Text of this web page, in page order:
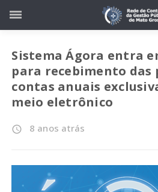
Sistema Ágora entra
para recebimento das
contas anuais
meio eletrônico
access_time 8 anos atrás